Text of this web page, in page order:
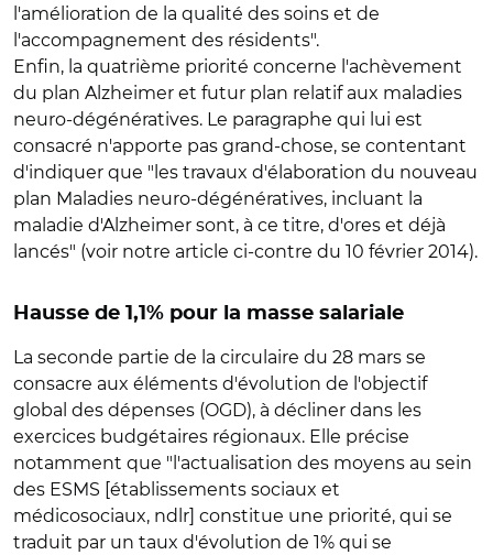
l'amélioration de la qualité des soins et de
l'accompagnement des résidents".
Enfin, la quatrième priorité concerne l'achèvement
du plan Alzheimer et futur plan relatif aux maladies
neuro-dégénératives. Le paragraphe qui lui est
consacré n'apporte pas grand-chose, se contentant
d'indiquer que "les travaux d'élaboration du nouveau
plan Maladies neuro-dégénératives, incluant la
maladie d'Alzheimer sont, à ce titre, d'ores et déjà
lancés" (voir notre article ci-contre du 10 février 2014).
Hausse de 1,1% pour la masse salariale
La seconde partie de la circulaire du 28 mars se
consacre aux éléments d'évolution de l'objectif
global des dépenses (OGD), à décliner dans les
exercices budgétaires régionaux. Elle précise
notamment que "l'actualisation des moyens au sein
des ESMS [établissements sociaux et
médicosociaux, ndlr] constitue une priorité, qui se
traduit par un taux d'évolution de 1% qui se